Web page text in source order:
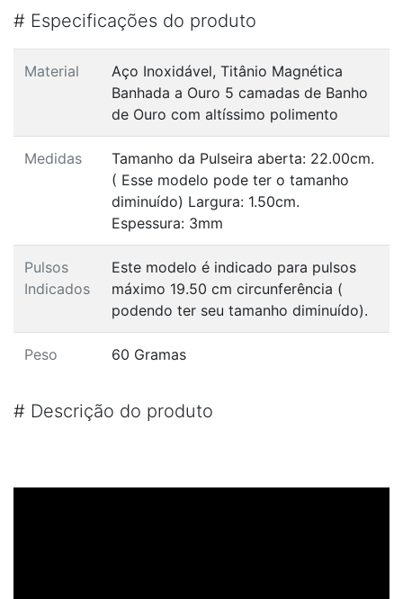
# Especificações do produto
Material
Aço Inoxidável, Titânio Magnética
Banhada a Ouro 5 camadas de Banho
de Ouro com altíssimo polimento
Medidas
Tamanho da Pulseira aberta: 22.00cm.
( Esse modelo pode ter o tamanho
diminuído) Largura: 1.50cm.
Espessura: 3mm
Pulsos
Indicados
Este modelo é indicado para pulsos
máximo 19.50 cm circunferência (
podendo ter seu tamanho diminuído).
Peso 60 Gramas
# Descrição do produto